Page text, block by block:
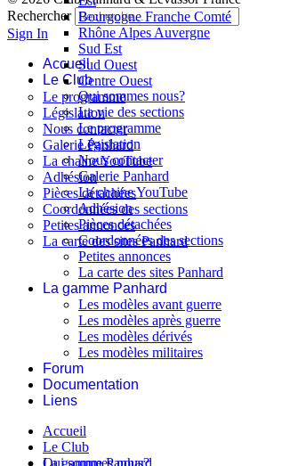
Bourgogne Franche Comté
Rhône Alpes Auvergne
Sud Est
Sud Ouest
Centre Ouest
Le programme
Législation
Nous contacter
Galerie Panhard
La chaine YouTube
Adhésion
Pièces détachées
Coordonnées des sections
Petites annonces
La carte des sites Panhard
Rechercher
Sign In
Accueil
Le Club
Qui sommes nous?
La vie des sections
Le programme
Législation
Nous contacter
Galerie Panhard
La chaine YouTube
Adhésion
Pièces détachées
Coordonnées des sections
Petites annonces
La carte des sites Panhard
La gamme Panhard
Les modèles avant guerre
Les modèles après guerre
Les modèles dérivés
Les modèles militaires
Forum
Documentation
Liens
Accueil
Le Club
Qui sommes nous?
La gamme Panhard